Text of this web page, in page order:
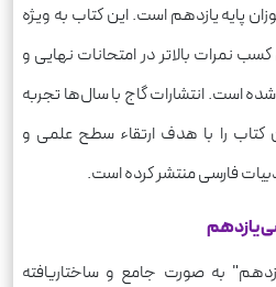
پایه یازدهم است. این کتاب به ویژه
نمرات بالاتر در امتحانات نهایی و
است. انتشارات گاج با سال‌ها تجربه
کتاب را با هدف ارتقاء سطح علمی و
فارسی منتشر کرده است.
یازدهم
به صورت جامع و ساختاریافته